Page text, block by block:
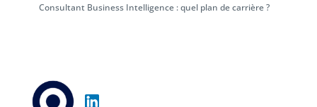
​Consultant Business Intelligence : quel plan de carrière ?